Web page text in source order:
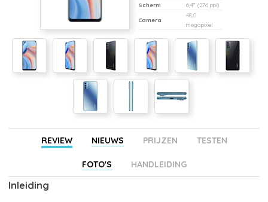
Scherm
6,4" (276 ppi)
Camera
48,0
megapixel
REVIEW NIEUWS PRIJZEN TESTEN
FOTO'S HANDLEIDING
Inleiding